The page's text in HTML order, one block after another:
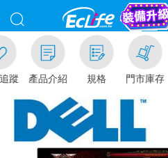
蹤 產品介紹 規格 門市庫存